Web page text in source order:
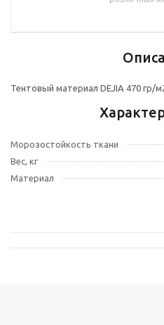
Тентовый материал DEJIA 470 гр/
Морозостойкость ткани
Вес, кг
Материал